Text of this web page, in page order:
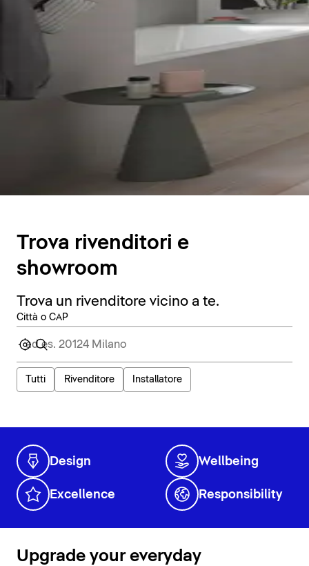
Trova rivenditori e
showroom
Trova un rivenditore vicino a te.
Città o CAP
Tutti Rivenditore Installatore
Design Wellbeing
Excellence Responsibility
Upgrade your everyday